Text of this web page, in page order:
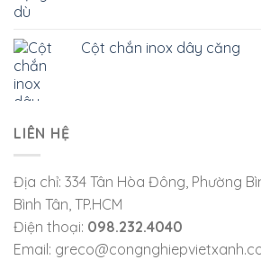
Cột chắn inox dây căng
LIÊN HỆ
Địa chỉ: 334 Tân Hòa Đông, Phường
Bình Tân, TP.HCM
Điện thoại: 098.232.4040
Email: